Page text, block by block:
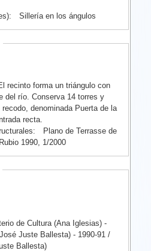
Sillería en los ángulos
recinto forma un triángulo con
del río. Conserva 14 torres y
denominada Puerta de la
recta.
Plano de Terrasse de
1990, 1/2000
de Cultura (Ana Iglesias) -
Juste Ballesta) - 1990-91 /
Ballesta)